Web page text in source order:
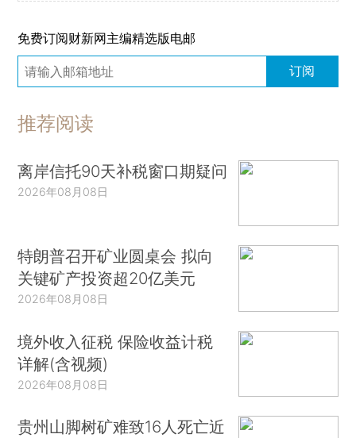
免费订阅财新网主编精选版电邮
订阅
推荐阅读
离岸信托90天补税窗口期疑问
2026年08月08日
特朗普召开矿业圆桌会 拟向
关键矿产投资超20亿美元
2026年08月08日
境外收入征税 保险收益计税
详解(含视频)
2026年08月08日
贵州山脚树矿难致16人死亡近